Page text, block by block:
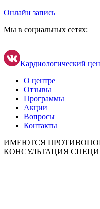
Онлайн запись
Мы в социальных сетях:
Кардиологический
О центре
Отзывы
Программы
Акции
Вопросы
Контакты
ИМЕЮТСЯ
КОНСУЛЬТАЦИЯ